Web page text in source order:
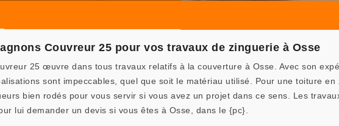
Couvreur 25 pour vos travaux de zinguerie à Osse
25 œuvre dans tous travaux relatifs à la couverture à Osse. Avec son
sont impeccables, quel que soit le matériau utilisé. Pour une toiture en
bien rodés pour vous servir si vous avez un projet dans ce sens. Les
lui demander un devis si vous êtes à Osse, dans le {pc}.